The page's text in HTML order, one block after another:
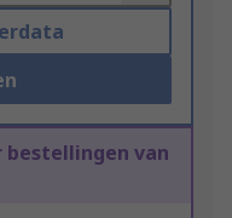
bestellingen van